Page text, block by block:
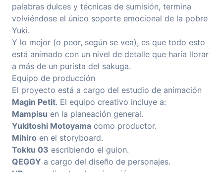
palabras dulces y técnicas de sumisión, termina
volviéndose el único soporte emocional de la pobre
Yuki.
Y lo mejor (o peor, según se vea), es que todo esto
está animado con un nivel de detalle que haría llorar
a más de un purista del sakuga.
Equipo de producción
El proyecto está a cargo del estudio de animación
Magin Petit. El equipo creativo incluye a:
Mampisu en la planeación general.
Yukitoshi Motoyama como productor.
Mihiro en el storyboard.
Tokku 03 escribiendo el guion.
QEGGY a cargo del diseño de personajes.